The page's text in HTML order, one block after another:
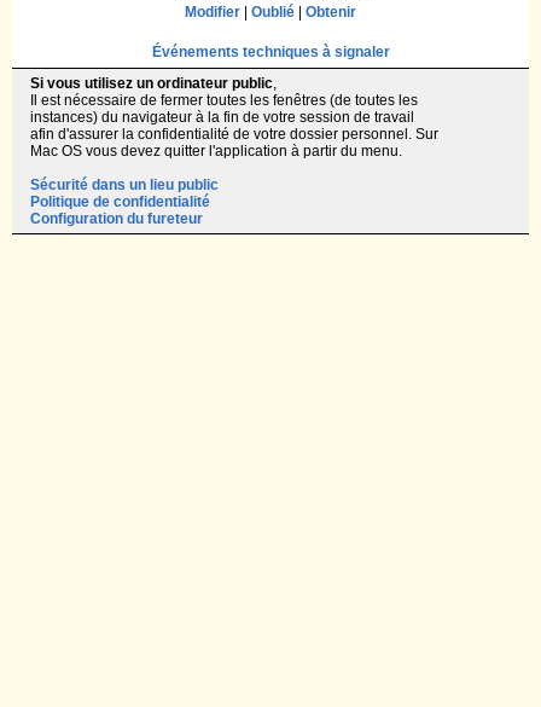
Modifier Oublié Obtenir
Événements techniques à signaler
Si vous utilisez un ordinateur public,
Il est nécessaire de fermer toutes les fenêtres (de toutes les
instances) du navigateur à la fin de votre session de travail
afin d'assurer la confidentialité de votre dossier personnel. Sur
Mac OS vous devez quitter l'application à partir du menu.
Sécurité dans un lieu public
Politique de confidentialité
Configuration du fureteur